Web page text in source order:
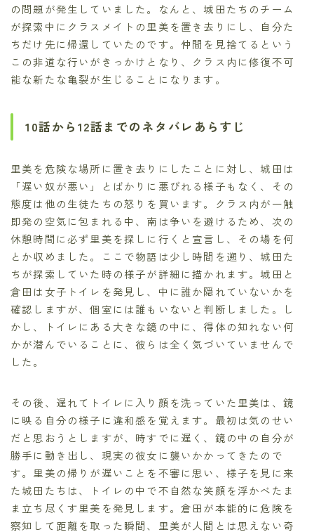
の問題が発生していました。なんと、城田たちのチーム
が探索中にクラスメイトの里美を置き去りにし、自分た
ちだけ先に帰還していたのです。仲間を見捨てるという
この非道な行いがきっかけとなり、クラス内に修復不可
能な新たな亀裂が生じることになります。
10話から12話までのネタバレあらすじ
里美を危険な場所に置き去りにしたことに対し、城田は
「遅い奴が悪い」とばかりに悪びれる様子もなく、その
態度は他の生徒たちの怒りを買います。クラス内が一触
即発の空気に包まれる中、南は争いを避けるため、次の
休憩時間に必ず里美を探しに行くと宣言し、その場を何
とか収めました。ここで物語は少し時間を遡り、城田た
ちが探索していた時の様子が詳細に描かれます。城田と
倉田は女子トイレを発見し、中に誰か隠れていないかを
確認しますが、個室には誰もいないと判断しました。し
かし、トイレにある大きな鏡の中に、得体の知れない何
かが潜んでいることに、彼らは全く気づいていませんで
した。
その後、遅れてトイレに入り顔を洗っていた里美は、鏡
に映る自分の様子に違和感を覚えます。最初は気のせい
だと思おうとしますが、時すでに遅く、鏡の中の自分が
勝手に動き出し、現実の彼女に襲いかかってきたので
す。里美の帰りが遅いことを不審に思い、様子を見に来
た城田たちは、トイレの中で不自然な笑顔を浮かべたま
ま立ち尽くす里美を発見します。倉田が本能的に危険を
察知して距離を取った瞬間、里美が人間とは思えない奇